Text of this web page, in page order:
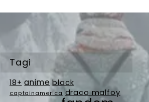
Tagi
18+ anime black
captainamerica draco malfoy